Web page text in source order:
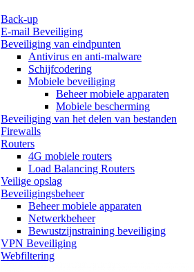
Back-up
E-mail Beveiliging
Beveiliging van eindpunten
Antivirus en anti-malware
Schijfcodering
Mobiele beveiliging
Beheer mobiele apparaten
Mobiele bescherming
Beveiliging van het delen van bestanden
Firewalls
Routers
4G mobiele routers
Load Balancing Routers
Veilige opslag
Beveiligingsbeheer
Beheer mobiele apparaten
Netwerkbeheer
Bewustzijnstraining beveiliging
VPN Beveiliging
Webfiltering